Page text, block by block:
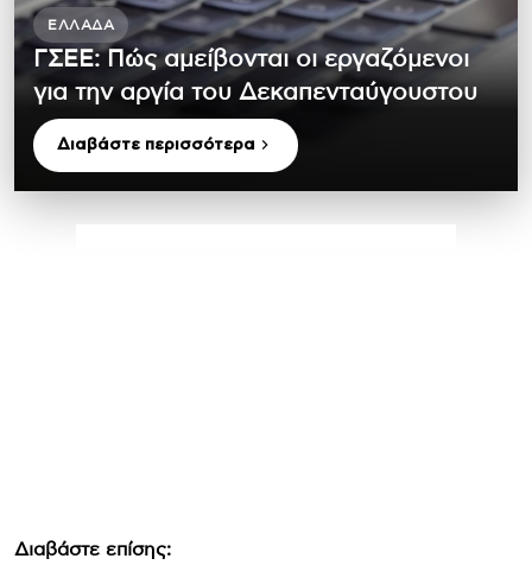
ΕΛΛΆΔΑ
ΓΣΕΕ: Πώς αμείβονται οι εργαζόμενοι
για την αργία του Δεκαπενταύγουστου
Διαβάστε περισσότερα
Διαβάστε επίσης: